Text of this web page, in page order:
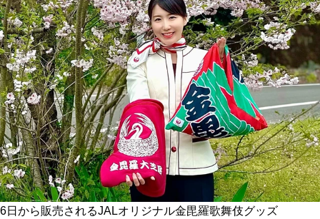
6日から販売されるJALオリジナル金毘羅歌舞伎グッズ